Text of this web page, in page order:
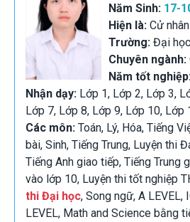
Năm Sinh: 17-
Hiện là: Cử nhân
Trường: Đại
Chuyên ngành:
Năm tốt
Nhận dạy: Lớp 1, Lớp 2, Lớp 3,
Lớp 7, Lớp 8, Lớp 9, Lớp 10, Lớp
Các môn: Toán, Lý, Hóa, Tiếng
bài, Sinh, Tiếng Trung, Luyện thi
Tiếng Anh giao tiếp, Tiếng Trung
vào lớp 10, Luyện thi tốt nghiệp
thi Đại học, Song ngữ, A LEVEL,
LEVEL, Math and Science bằng